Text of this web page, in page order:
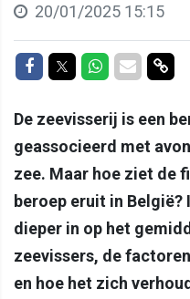
20/01/2025 15:15
Delen op Facebook
Delen op Twitter
Delen op
Delen
De zeevisserij is een
geassocieerd met
zee. Maar hoe ziet de
beroep eruit in
dieper in op het
zeevissers, de
en hoe het zich